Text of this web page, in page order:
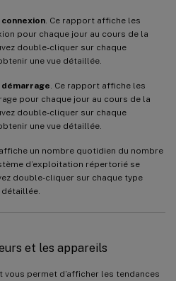
. Ce rapport affiche les
pour chaque jour au cours de la
double-cliquer sur chaque
une vue détaillée.
. Ce rapport affiche les
pour chaque jour au cours de la
double-cliquer sur chaque
une vue détaillée.
affiche un nombre quotidien du nombre
d’exploitation répertorié se
double-cliquer sur chaque type
et les appareils
vous permet d’afficher les tendances